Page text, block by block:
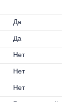
Да
Да
Нет
Нет
Нет